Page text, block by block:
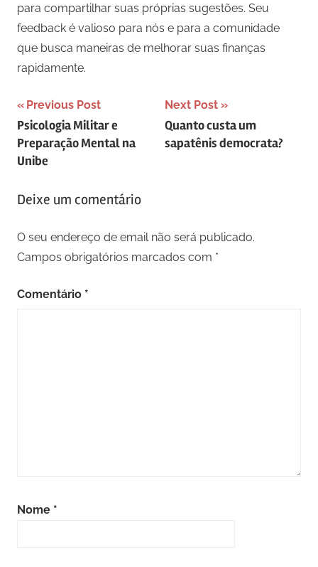
para compartilhar suas próprias sugestões. Seu
feedback é valioso para nós e para a comunidade
que busca maneiras de melhorar suas finanças
rapidamente.
Navegação
de
artigos
Previous Post
Psicologia Militar e
Preparação Mental na
Unibe
Next Post
Quanto custa um
sapatênis democrata?
Deixe um comentário
O seu endereço de email não será publicado.
Campos obrigatórios marcados com *
Comentário *
Nome *